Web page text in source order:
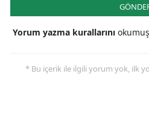
Yorum yazma kurallarını
* Bu içerik ile ilgili yorum yok, ilk